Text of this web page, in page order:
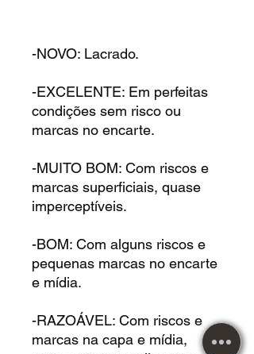
-NOVO: Lacrado.
-EXCELENTE: Em perfeitas
condições sem risco ou
marcas no encarte.
-MUITO BOM: Com riscos e
marcas superficiais, quase
imperceptíveis.
-BOM: Com alguns riscos e
pequenas marcas no encarte
e mídia.
-RAZOÁVEL: Com riscos e
marcas na capa e mídia,